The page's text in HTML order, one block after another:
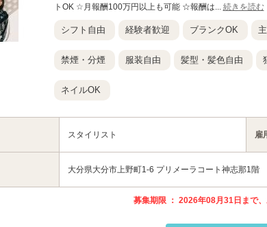
トOK ☆月報酬100万円以上も可能 ☆報酬は... 続きを読む
シフト自由 経験者歓迎 ブランクOK
禁煙・分煙 服装自由 髪型・髪色自由
ネイルOK
スタイリスト 雇
大分県大分市上野町1-6 プリメーラコート神志那1階
募集期限 ： 2026年08月31日まで、